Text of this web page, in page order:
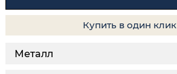
Купить в один клик
Металл